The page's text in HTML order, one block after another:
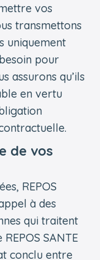
vos
transmettons
uniquement
pour
assurons qu’ils
en vertu
de vos
REPOS
à des
qui traitent
SANTE
conclu entre